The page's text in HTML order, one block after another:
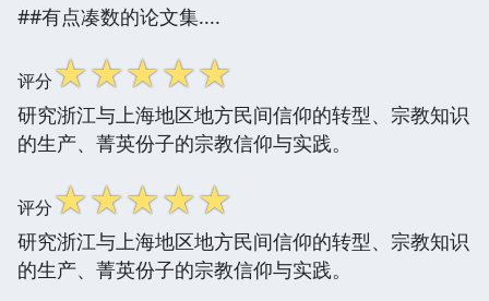
##有点凑数的论文集....
评分☆☆☆☆☆
研究浙江与上海地区地方民间信仰的转型、宗教知识
的生产、菁英份子的宗教信仰与实践。
评分☆☆☆☆☆
研究浙江与上海地区地方民间信仰的转型、宗教知识
的生产、菁英份子的宗教信仰与实践。